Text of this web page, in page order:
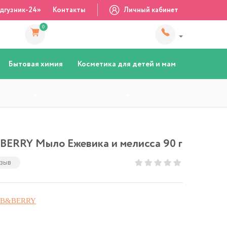
24» Контакты Личный кабинет
0
Бытовая химия Косметика для детей и мам
Мыло Ежевика и мелисса 90 г